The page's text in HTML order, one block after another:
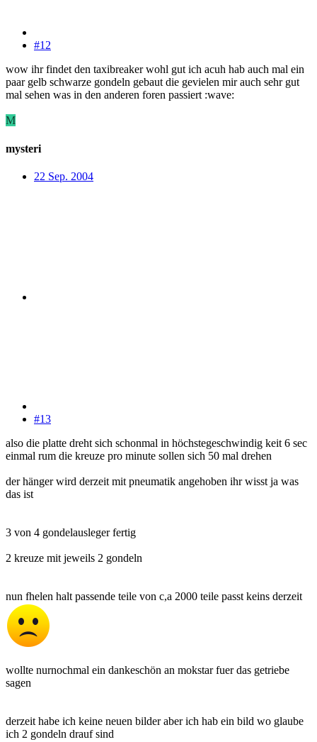
#12
wow ihr findet den taxibreaker wohl gut ich acuh hab auch mal ein
paar gelb schwarze gondeln gebaut die gevielen mir auch sehr gut
mal sehen was in den anderen foren passiert :wave:
M
mysteri
22 Sep. 2004
#13
also die platte dreht sich schonmal in höchstegeschwindig keit 6 sec
einmal rum die kreuze pro minute sollen sich 50 mal drehen
der hänger wird derzeit mit pneumatik angehoben ihr wisst ja was
das ist
3 von 4 gondelausleger fertig
2 kreuze mit jeweils 2 gondeln
nun fhelen halt passende teile von c,a 2000 teile passt keins derzeit
wollte nurnochmal ein dankeschön an mokstar fuer das getriebe
sagen
derzeit habe ich keine neuen bilder aber ich hab ein bild wo glaube
ich 2 gondeln drauf sind